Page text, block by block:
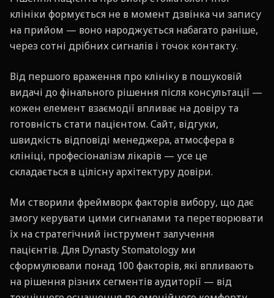
клініки формується не в момент дзвінка чи запису
на прийом — воно народжується набагато раніше,
через сотні дрібних сигналів і точок контакту.
Від першого враження про клініку в пошуковій
видачі до фінального рішення після консультації —
кожен елемент взаємодії впливає на довіру та
готовність стати пацієнтом. Сайт, відгуки,
швидкість відповіді менеджера, атмосфера в
клініці, професіоналізм лікарів — усе це
складається в цілісну архітектуру довіри.
Ми створили фреймворк факторів вибору, що дає
змогу керувати цими сигналами та перетворювати
їх на стратегічний інструмент залучення
пацієнтів. Для Dynasty Stomatology ми
сформулювали понад 100 факторів, які впливають
на рішення різних сегментів аудиторії — від